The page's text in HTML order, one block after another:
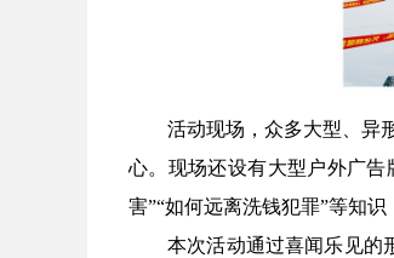
活动现场，众多大型、异
心。现场还设有大型户外广告
害”“如何远离洗钱犯罪”等知
本次活动通过喜闻乐见的